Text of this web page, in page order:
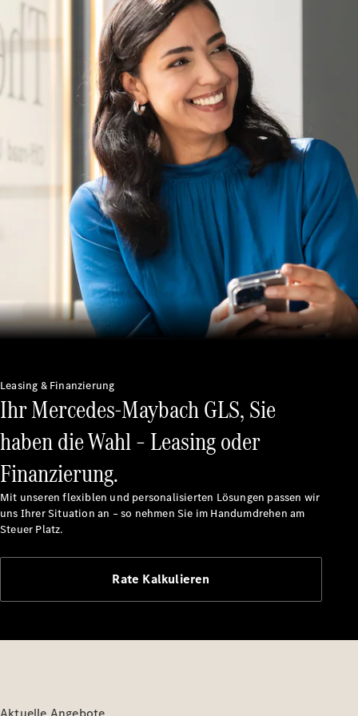
Entdecken
Sie unsere
neuesten
Nachrichten
Über
Mercedes-
Über uns
Mercedes-
AMG
Saison-
Specials
Technologie
und
Innovationen
Leasing & Finanzierung
Ihr Mercedes-Maybach GLS, Sie
haben die Wahl – Leasing oder
Finanzierung.
Mit unseren flexiblen und personalisierten Lösungen passen wir
uns Ihrer Situation an – so nehmen Sie im Handumdrehen am
Steuer Platz.
Rate Kalkulieren